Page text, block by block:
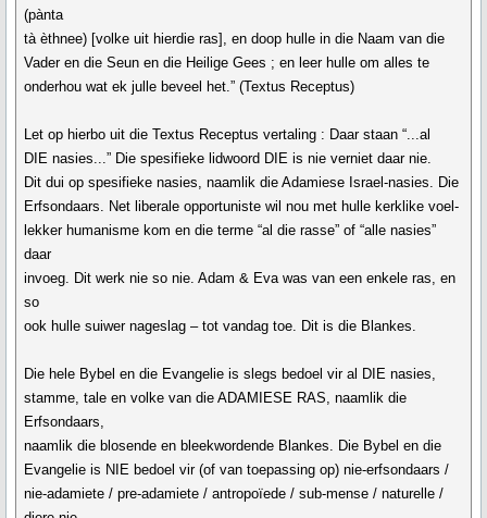
(pànta
tà èthnee) [volke uit hierdie ras], en doop hulle in die Naam van die
Vader en die Seun en die Heilige Gees ; en leer hulle om alles te
onderhou wat ek julle beveel het.” (Textus Receptus)
Let op hierbo uit die Textus Receptus vertaling : Daar staan “...al
DIE nasies...” Die spesifieke lidwoord DIE is nie verniet daar nie.
Dit dui op spesifieke nasies, naamlik die Adamiese Israel-nasies. Die
Erfsondaars. Net liberale opportuniste wil nou met hulle kerklike voel-
lekker humanisme kom en die terme “al die rasse” of “alle nasies”
daar
invoeg. Dit werk nie so nie. Adam & Eva was van een enkele ras, en
so
ook hulle suiwer nageslag – tot vandag toe. Dit is die Blankes.
Die hele Bybel en die Evangelie is slegs bedoel vir al DIE nasies,
stamme, tale en volke van die ADAMIESE RAS, naamlik die
Erfsondaars,
naamlik die blosende en bleekwordende Blankes. Die Bybel en die
Evangelie is NIE bedoel vir (of van toepassing op) nie-erfsondaars /
nie-adamiete / pre-adamiete / antropoïede / sub-mense / naturelle /